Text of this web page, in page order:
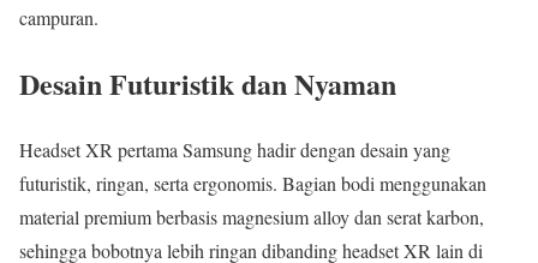
campuran.
Desain Futuristik dan Nyaman
Headset XR pertama Samsung hadir dengan desain yang
futuristik, ringan, serta ergonomis. Bagian bodi menggunakan
material premium berbasis magnesium alloy dan serat karbon,
sehingga bobotnya lebih ringan dibanding headset XR lain di